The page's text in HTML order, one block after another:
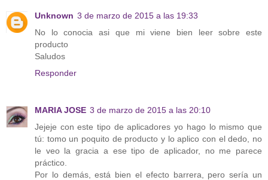
Unknown 3 de marzo de 2015 a las 19:33
No lo conocia asi que mi viene bien leer sobre este
producto
Saludos
Responder
MARIA JOSE 3 de marzo de 2015 a las 20:10
Jejeje con este tipo de aplicadores yo hago lo mismo que
tú: tomo un poquito de producto y lo aplico con el dedo, no
le veo la gracia a ese tipo de aplicador, no me parece
práctico.
Por lo demás, está bien el efecto barrera, pero sería un